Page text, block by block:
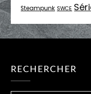
Steampunk SWCE
RECHERCHER